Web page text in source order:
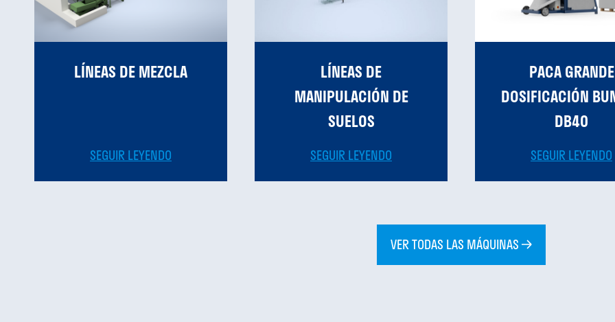
LÍNEAS DE MEZCLA
SEGUIR LEYENDO
LÍNEAS DE
MANIPULACIÓN DE
SUELOS
SEGUIR LEYENDO
PACA GRANDE
DOSIFICACIÓN
DB40
SEGUIR LEYENDO
VER TODAS LAS MÁQUINAS